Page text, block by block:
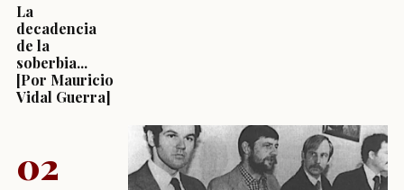
La
decadencia
de la
soberbia...
[Por Mauricio
Vidal Guerra]
02